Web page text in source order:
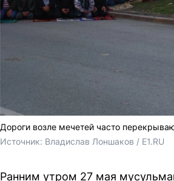
Дороги возле мечетей часто
Источник: Владислав Лоншаков / E1.RU
Ранним утром 27 мая